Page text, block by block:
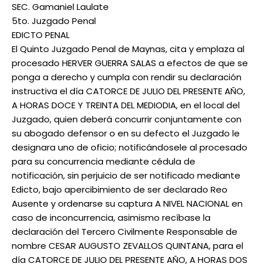
SEC. Gamaniel Laulate
5to. Juzgado Penal
EDICTO PENAL
El Quinto Juzgado Penal de Maynas, cita y emplaza al
procesado HERVER GUERRA SALAS a efectos de que se
ponga a derecho y cumpla con rendir su declaración
instructiva el día CATORCE DE JULIO DEL PRESENTE AÑO,
A HORAS DOCE Y TREINTA DEL MEDIODIA, en el local del
Juzgado, quien deberá concurrir conjuntamente con
su abogado defensor o en su defecto el Juzgado le
designara uno de oficio; notificándosele al procesado
para su concurrencia mediante cédula de
notificación, sin perjuicio de ser notificado mediante
Edicto, bajo apercibimiento de ser declarado Reo
Ausente y ordenarse su captura A NIVEL NACIONAL en
caso de inconcurrencia, asimismo recíbase la
declaración del Tercero Civilmente Responsable de
nombre CESAR AUGUSTO ZEVALLOS QUINTANA, para el
día CATORCE DE JULIO DEL PRESENTE AÑO, A HORAS DOS